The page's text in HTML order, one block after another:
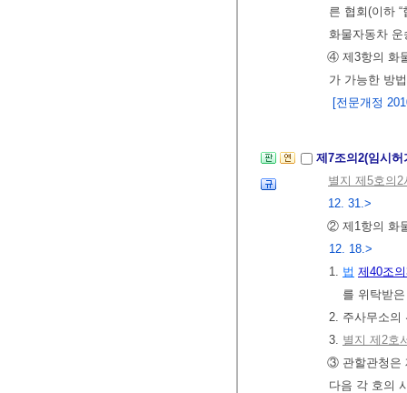
른 협회(이하
화물자동차
④ 제3항의 화
가 가능한 방
[전문개정
제7조의2(임시
별지 제5호의2
12. 31.>
② 제1항의 화
12. 18.>
1. 법 제40조
를 위탁받
2. 주사무소의
3. 별지 제2호
③ 관할관청은
다음 각 호의